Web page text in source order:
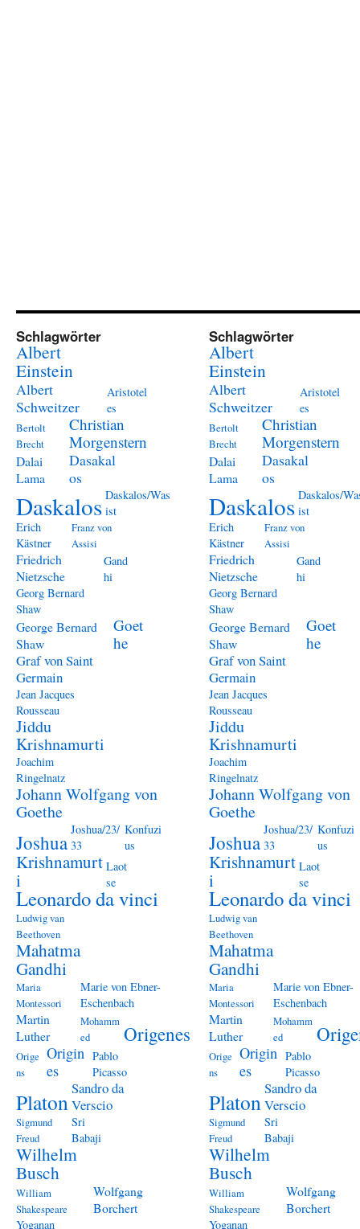
Schlagwörter
Albert
Einstein
Albert
Schweitzer
Aristotel
es
Bertolt
Brecht
Christian
Morgenstern
Dalai
Lama
Dasakal
os
Daskalos Daskalos/Was
ist
Erich
Kästner
Franz von
Assisi
Friedrich
Nietzsche
Gand
hi
Georg Bernard
Shaw
George Bernard
Shaw
Goet
he
Graf von Saint
Germain
Jean Jacques
Rousseau
Jiddu
Krishnamurti
Joachim
Ringelnatz
Johann Wolfgang von
Goethe
Joshua
Joshua/23/
33
Konfuzi
us
Krishnamurt
i
Laot
se
Leonardo da vinci
Ludwig van
Beethoven
Mahatma
Gandhi
Maria
Montessori
Marie von Ebner-
Eschenbach
Martin
Luther
Mohamm
ed
Origenes
Orige
ns
Origin
es
Pablo
Picasso
Platon
Sandro da
Verscio
Sigmund
Freud
Sri
Babaji
Wilhelm
Busch
William
Shakespeare
Wolfgang
Borchert
Yoganan
Schlagwörter
Albert
Einstein
Albert
Schweitzer
Aristotel
es
Bertolt
Brecht
Christian
Morgenstern
Dalai
Lama
Dasakal
os
Daskalos Daskalos/
ist
Erich
Kästner
Franz von
Assisi
Friedrich
Nietzsche
Gand
hi
Georg Bernard
Shaw
George Bernard
Shaw
Goet
he
Graf von Saint
Germain
Jean Jacques
Rousseau
Jiddu
Krishnamurti
Joachim
Ringelnatz
Johann Wolfgang von
Goethe
Joshua
Joshua/23/
33
Konfuzi
us
Krishnamurt
i
Laot
se
Leonardo da vinci
Ludwig van
Beethoven
Mahatma
Gandhi
Maria
Montessori
Marie von Ebner-
Eschenbach
Martin
Luther
Mohamm
ed
Orige
ns
Origin
es
Pablo
Picasso
Platon
Sandro da
Verscio
Sigmund
Freud
Sri
Babaji
Wilhelm
Busch
William
Shakespeare
Wolfgang
Borchert
Yoganan